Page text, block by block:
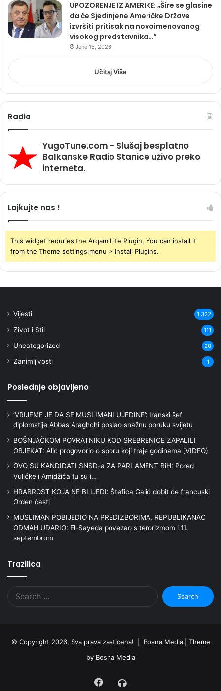
UPOZORENJE IZ AMERIKE: „Šire se glasine
da će Sjedinjene Američke Države
izvršiti pritisak na novoimenovanog
visokog predstavnika…“
June 15, 2026
Učitaj Više
Radio
YugoTune.com - Slušaj besplatno
Balkanske Radio Stanice uživo preko
interneta.
Lajkujte nas !
This widget requries the Arqam Lite Plugin, You can install it
from the Theme settings menu > Install Plugins.
Vijesti 1,322
Zivot i Stil 111
Uncategorized 20
Zanimljivosti 1
Poslednje objavljeno
‘VRIJEME JE DA SE MUSLIMANI UJEDINE’: Iranski šef
diplomatije Abbas Araghchi poslao snažnu poruku svijetu
BOŠNJAČKOM POVRATNIKU KOD SREBRENICE ZAPALILI
OBJEKAT: Alić progovorio o sporu koji traje godinama (VIDEO)
OVO SU KANDIDATI SNSD-a ZA PARLAMENT BiH: Pored
Vulićke i Amidžića tu su i…
HRABROST KOJA NE BLIJEDI: Štefica Galić dobit će francuski
Orden časti
MUSLIMAN POBIJEDIO NA PREDIZBORIMA, REPUBLIKANAC
ODMAH UDARIO: El-Sayeda povezao s terorizmom i 11.
septembrom
Trazilica
Search
for:
© Copyright 2026, Sva prava zasticena! | Bosna Media | Theme
by Bosna Media
Facebook
Radio